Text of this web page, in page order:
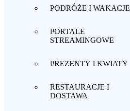
PODRÓŻE I WAKACJE
PORTALE
STREAMINGOWE
PREZENTY I KWIATY
RESTAURACJE I
DOSTAWA